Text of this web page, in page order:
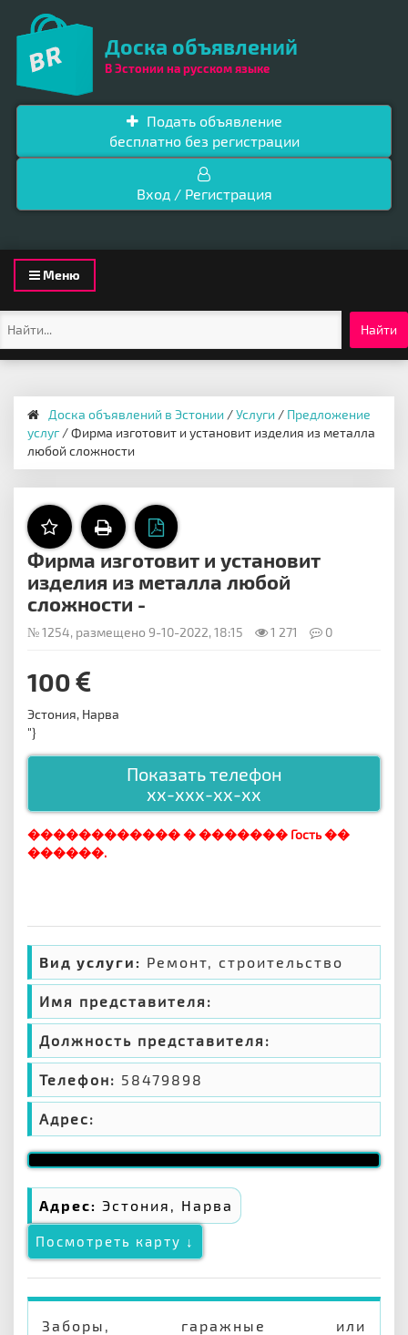
Доска объявлений
В Эстонии на русском языке
Подать объявление
бесплатно без регистрации
Вход / Регистрация
Toggle
navigation
Меню
Найти
Доска объявлений в Эстонии /Услуги / Предложение
услуг/ Фирма изготовит и установит изделия из металла
любой сложности
Фирма изготовит и установит
изделия из металла любой
сложности -
№ 1254, размещено 9-10-2022, 18:15 1 271 0
100
Эстония, Нарва
"}
Показать телефон
xx-xxx-xx-xx
������������ � ������� Гость ��
������.
Вид услуги: Ремонт, строительство
Имя представителя:
Должность представителя:
Телефон: 58479898
Адрес:
Адрес: Эстония, Нарва
Посмотреть карту ↓
Заборы, гаражные или